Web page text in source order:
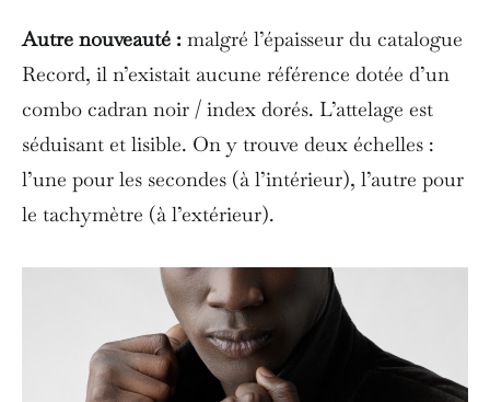
Autre nouveauté : malgré l’épaisseur du catalogue
Record, il n’existait aucune référence dotée d’un
combo cadran noir / index dorés. L’attelage est
séduisant et lisible. On y trouve deux échelles :
l’une pour les secondes (à l’intérieur), l’autre pour
le tachymètre (à l’extérieur).